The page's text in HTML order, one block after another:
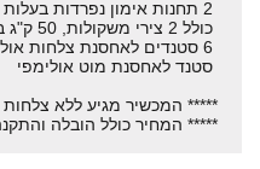
כולל 2 צירי משקולות, 50 ק"ג בכל צד, סה"כ 100 ק"ג
סטנד לאחסנת מוט אולימפי
***** המכשיר מגיע ללא צלחות
***** המחיר כולל הובלה